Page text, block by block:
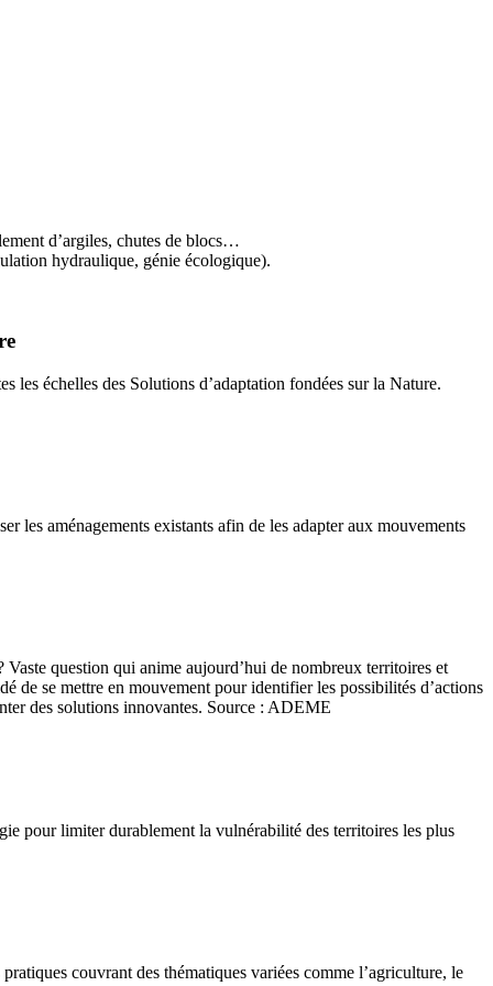
d’argiles, chutes de blocs…
hydraulique, génie écologique).
échelles des Solutions d’adaptation fondées sur la Nature.
les aménagements existants afin de les adapter aux mouvements
question qui anime aujourd’hui de nombreux territoires et
de se mettre en mouvement pour identifier les possibilités d’actions
des solutions innovantes. Source : ADEME
pour limiter durablement la vulnérabilité des territoires les plus
couvrant des thématiques variées comme l’agriculture, le